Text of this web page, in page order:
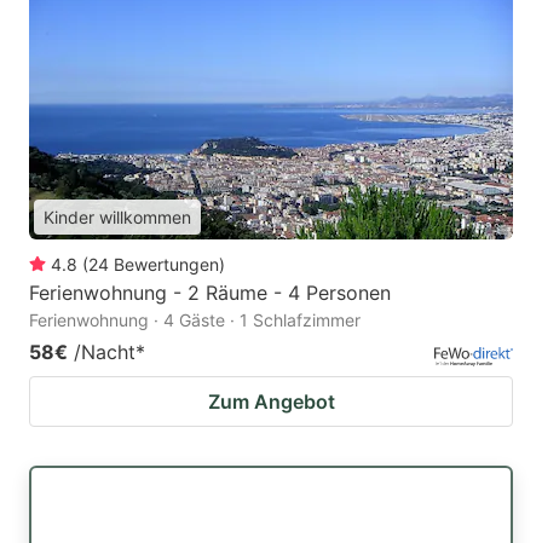
Kinder willkommen
4.8 (24 Bewertungen)
Ferienwohnung - 2 Räume - 4 Personen
Ferienwohnung · 4 Gäste · 1 Schlafzimmer
58€ /Nacht*
Zum Angebot